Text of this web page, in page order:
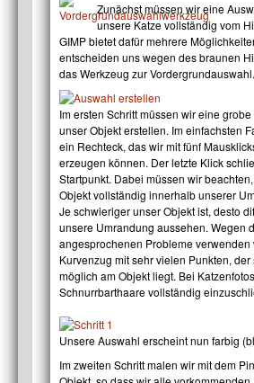
Zunächst müssen wir eine
unsere Katze vollständig vom
GIMP bietet dafür mehrere
entscheiden uns wegen des braunen
das Werkzeug zur Vordergrundauswahl.
Im ersten Schritt müssen wir eine
unser Objekt erstellen. Im einfachsten
ein Rechteck, das wir mit fünf
erzeugen können. Der letzte Klick
Startpunkt. Dabei müssen wir
Objekt vollständig innerhalb unserer
Je schwieriger unser Objekt ist, desto
unsere Umrandung aussehen. Wegen
angesprochenen Probleme verwenden
Kurvenzug mit sehr vielen Punkten,
möglich am Objekt liegt. Bei
Schnurrbarthaare vollständig
Unsere Auswahl erscheint nun farbig
Im zweiten Schritt malen wir mit dem